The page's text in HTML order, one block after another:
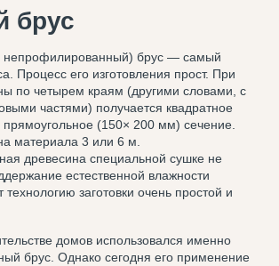
брус
непрофилированный) брус — самый
Процесс его изготовления прост. При
по четырем краям (другими словами, с
частями) получается квадратное
(150× 200 мм) сечение.
материала 3 или 6 м.
древесина специальной сушке не
естественной влажности
заготовки очень простой и
домов использовался именно
брус. Однако сегодня его применение